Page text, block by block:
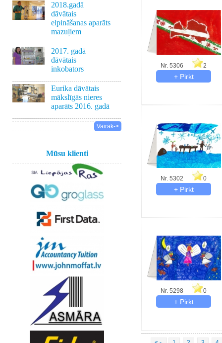
2018.gadā
dāvātais
elpināšanas aparāts
mazuļiem
2017. gadā
dāvātais
inkobators
Eurika dāvātais
mākslīgās nieres
aparāts 2016. gadā
Vairāk->
Mūsu klienti
Nr. 5306 2
Nr. 5302 0
Nr. 5298 0